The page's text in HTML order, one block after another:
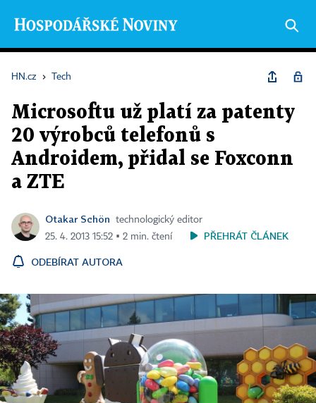
HN.cz › Tech
Microsoftu už platí za patenty
20 výrobců telefonů s
Androidem, přidal se Foxconn
a ZTE
Otakar Schön
technologický editor
25. 4. 2013 15:52 ▪ 2 min. čtení
PŘEHRÁT ČLÁNEK
ODEBÍRAT AUTORA